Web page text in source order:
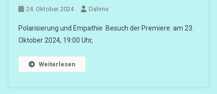
24. Oktober 2024 Dahms
Polarisierung und Empathie Besuch der Premiere: am 23.
Oktober 2024, 19:00 Uhr,
Weiterlesen